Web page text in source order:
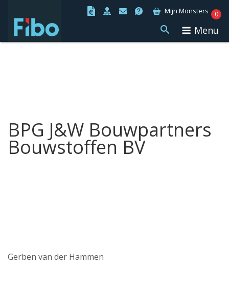
naar
Mijn Monsters 0
Menu
BPG J&W Bouwpartners
Bouwstoffen BV
Gerben van der Hammen